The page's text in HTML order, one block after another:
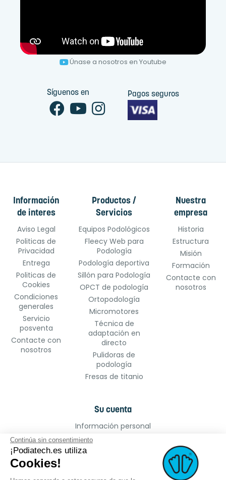
Únase a nosotros en Youtube
Síguenos en Pagos seguros
Información
de interes
Aviso Legal
Politicas de
Privacidad
Entrega
Politicas de
Cookies
Condiciones
generales
Servicio
posventa
Contacte con
nosotros
Productos /
Servicios
Equipos Podológicos
Fleecy Web para
Podología
Podología deportiva
Sillón para Podología
OPCT de podología
Ortopodología
Micromotores
Técnica de
adaptación en
directo
Pulidoras de
podología
Fresas de titanio
Nuestra
empresa
Historia
Estructura
Misión
Formación
Contacte con
nosotros
Su cuenta
Información personal
Facturas por abono
Continúa sin consentimiento
¡Podiatech.es utiliza
Cookies!